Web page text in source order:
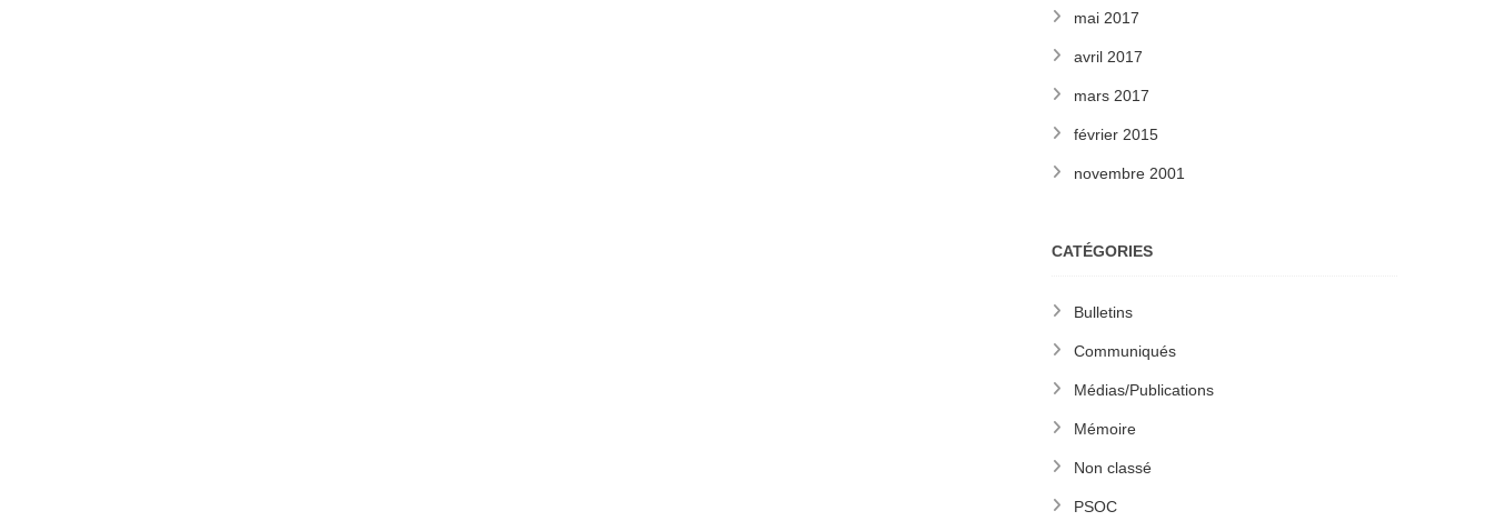
mai 2017
avril 2017
mars 2017
février 2015
novembre 2001
CATÉGORIES
Bulletins
Communiqués
Médias/Publications
Mémoire
Non classé
PSOC